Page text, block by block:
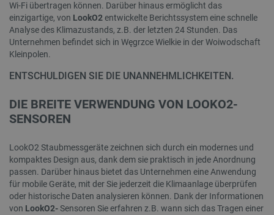
Wi-Fi übertragen können. Darüber hinaus ermöglicht das
einzigartige, von LookO2entwickelte Berichtssystem eine schnelle
Analyse des Klimazustands, z.B. der letzten 24 Stunden. Das
Unternehmen befindet sich in Węgrzce Wielkie in der Woiwodschaft
Kleinpolen.
ENTSCHULDIGEN SIE DIE UNANNEHMLICHKEITEN.
DIE BREITE VERWENDUNG VON LOOKO2-
SENSOREN
LookO2 Staubmessgeräte zeichnen sich durch ein modernes und
kompaktes Design aus, dank dem sie praktisch in jede Anordnung
passen. Darüber hinaus bietet das Unternehmen eine Anwendung
für mobile Geräte, mit der Sie jederzeit die Klimaanlage überprüfen
oder historische Daten analysieren können. Dank der Informationen
von LookO2-Sensoren Sie erfahren z.B. wann sich das Tragen einer